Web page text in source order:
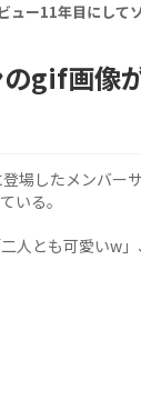
出入証を公開…証
gif画像
場したメンバー
いる。
人とも可愛いw